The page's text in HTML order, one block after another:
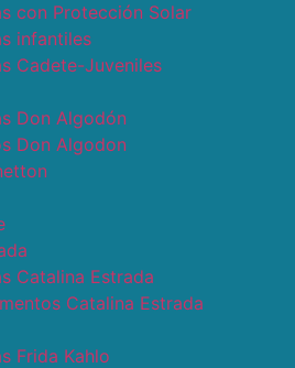
con Protección Solar
infantiles
Cadete-Juveniles
Don Algodón
Don Algodon
Catalina Estrada
Catalina Estrada
Frida Kahlo